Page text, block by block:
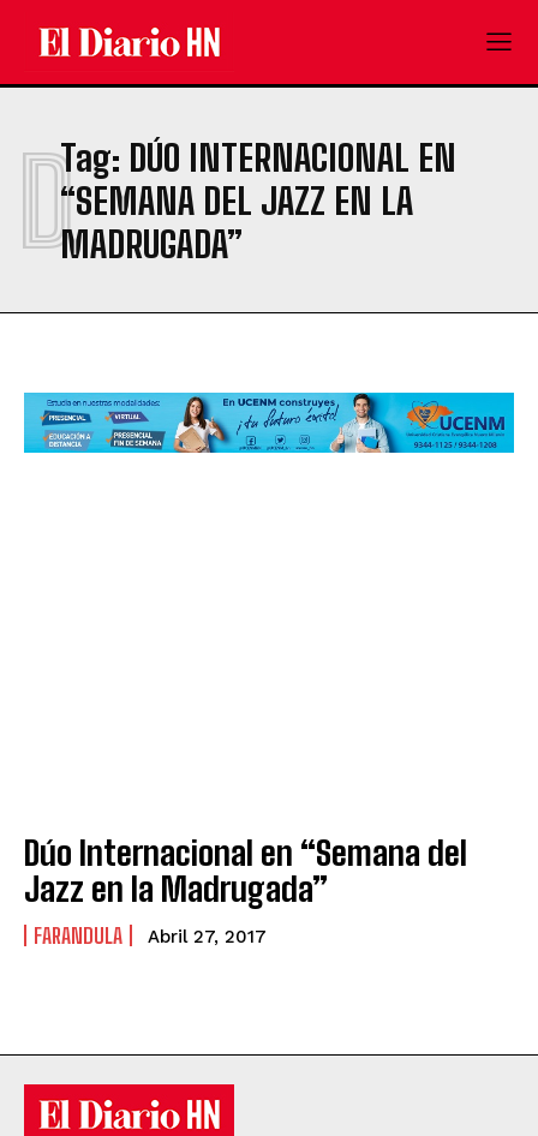
Tag: DÚO INTERNACIONAL EN
“SEMANA DEL JAZZ EN LA
MADRUGADA”
D
Dúo Internacional en “Semana del
Jazz en la Madrugada”
FARANDULA Abril 27, 2017